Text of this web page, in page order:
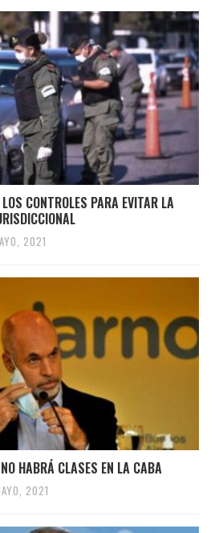
CONTROLES PARA EVITAR LA
2021
HABRÁ CLASES EN LA CABA
2021